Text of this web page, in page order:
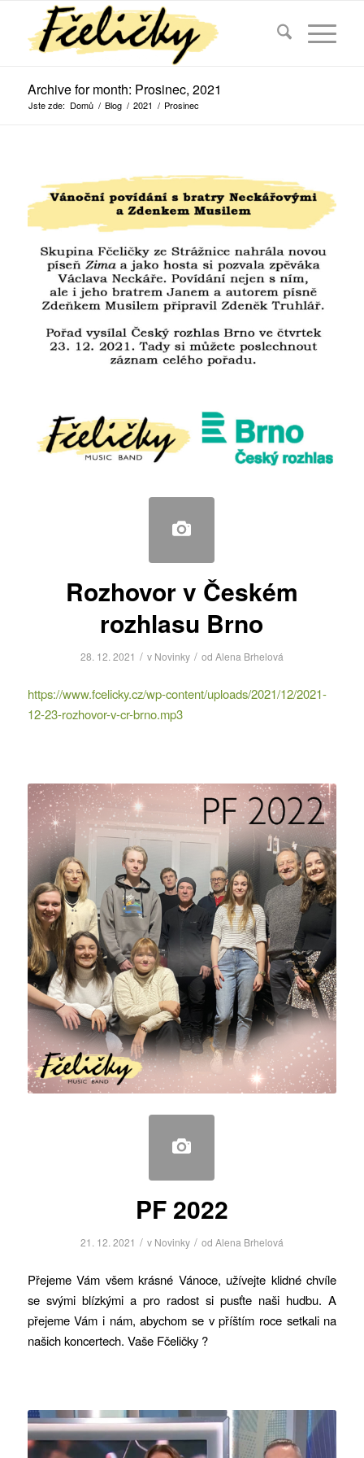
Archive for month: Prosinec, 2021
Jste zde: Domů / Blog / 2021 / Prosinec
Rozhovor v Českém
rozhlasu Brno
28. 12. 2021 / v Novinky / od Alena Brhelová
https://www.fcelicky.cz/wp-content/uploads/2021/12/2021-
12-23-rozhovor-v-cr-brno.mp3
PF 2022
21. 12. 2021 / v Novinky / od Alena Brhelová
Přejeme Vám všem krásné Vánoce, užívejte klidné chvíle
se svými blízkými a pro radost si pusťte naši hudbu. A
přejeme Vám i nám, abychom se v příštím roce setkali na
našich koncertech. Vaše Fčeličky ?